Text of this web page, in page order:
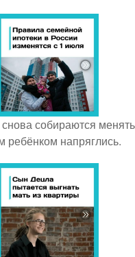
собираются
ребёнком напряглись.